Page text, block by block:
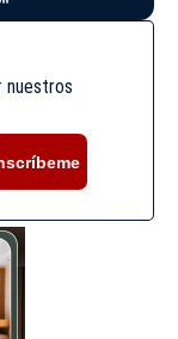
nuestros